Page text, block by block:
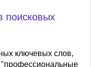
поисковых
ключевых слов,
"профессиональные